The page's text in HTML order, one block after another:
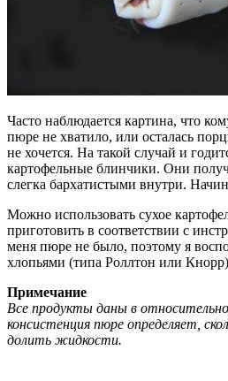
Часто наблюдается картина, что
пюре не хватило, или осталась
не хочется. На такой случай и
картофельные блинчики. Они
слегка бархатистыми внутри.
Можно использовать сухое
приготовить в соответствии с
меня пюре не было, поэтому я
хлопьями (типа Роллтон или
Примечание
Все продукты даны в
консистенция пюре определяет,
долить жидкости.